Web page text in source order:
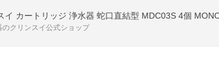
イ カートリッジ 浄水器 蛇口直結型 MDC03S 4個
のクリンスイ公式ショップ